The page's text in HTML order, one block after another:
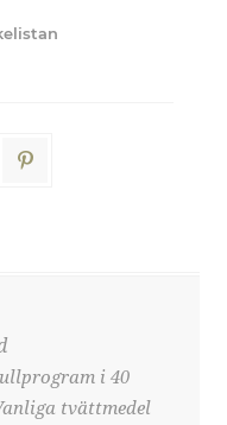
i 40
tvättmedel